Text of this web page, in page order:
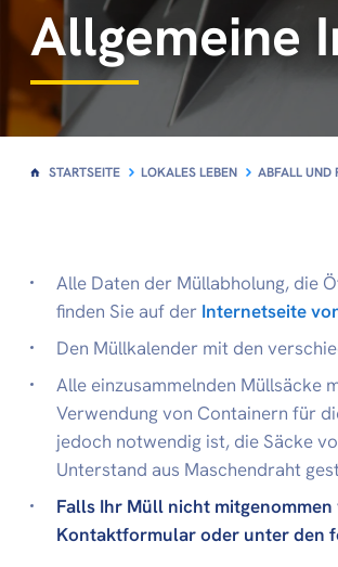
Allgemeine
STARTSEITE LOKALES LEBEN ABFALL UND
Alle Daten der Müllabholung, die
finden Sie auf der Internetseite
Den Müllkalender mit den
Alle einzusammelnden Müllsäcke
Verwendung von Containern für
jedoch notwendig ist, die Säcke
Unterstand aus Maschendraht
Falls Ihr Müll nicht
Kontaktformular oder unter den